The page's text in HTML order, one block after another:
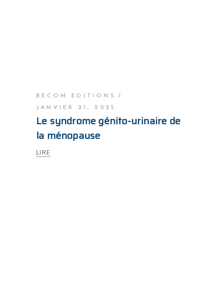
BECOM EDITIONS
JANVIER 21, 2025
Le syndrome génito-urinaire de
la ménopause
LIRE